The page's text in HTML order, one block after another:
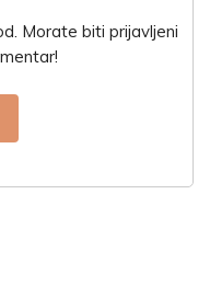
Morate biti prijavljeni